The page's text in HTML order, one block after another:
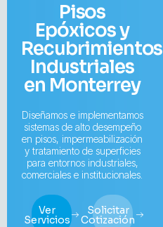
Pisos
Epóxicos y
Recubrimientos
Industriales
en Monterrey
Diseñamos e implementamos
sistemas de alto desempeño
en pisos, impermeabilización
y tratamiento de superficies
para entornos industriales,
comerciales e institucionales.
Ver
Servicios
Solicitar
Cotización